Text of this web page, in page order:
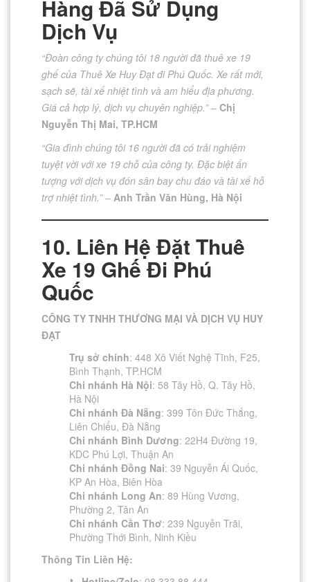
Hàng Đã Sử Dụng
Dịch Vụ
“Đoàn công ty chúng tôi 18 người đã thuê xe 19
ghế của Thuê Xe Huy Đạt đi Phú Quốc. Xe rất mới,
sạch sẽ, tài xế nhiệt tình và am hiểu địa phương.
Giá cả hợp lý, dịch vụ chuyên nghiệp.”– Chị
Nguyễn Thị Mai, TP.HCM
“Gia đình chúng tôi 16 người đã có trải nghiệm
tuyệt vời với xe 19 chỗ của công ty. Đặc biệt ấn
tượng với dịch vụ đón sân bay chu đáo và tài xế hỗ
trợ nhiệt tình.”– Anh Trần Văn Hùng, Hà Nội
10. Liên Hệ Đặt Thuê
Xe 19 Ghế Đi Phú
Quốc
CÔNG TY TNHH THƯƠNG MẠI VÀ DỊCH VỤ HUY
ĐẠT
Trụ sở chính: 448 Xô Viết Nghệ Tĩnh, F25,
Bình Thạnh, TP.HCM
Chi nhánh Hà Nội: 58 Tây Hồ, Q. Tây Hồ,
Hà Nội
Chi nhánh Đà Nẵng: 399 Tôn Đức Thắng,
Liên Chiểu, Đà Nẵng
Chi nhánh Bình Dương: 22H4 Đường 19,
KDC Phú Lợi, Thuận An
Chi nhánh Đồng Nai: 39 Nguyễn Ái Quốc,
KP An Hòa, Biên Hòa
Chi nhánh Long An: 89 Hùng Vương,
Phường 2, Tân An
Chi nhánh Cần Thơ: 239 Nguyễn Trãi,
Phường Thới Bình, Ninh Kiều
Thông Tin Liên Hệ: